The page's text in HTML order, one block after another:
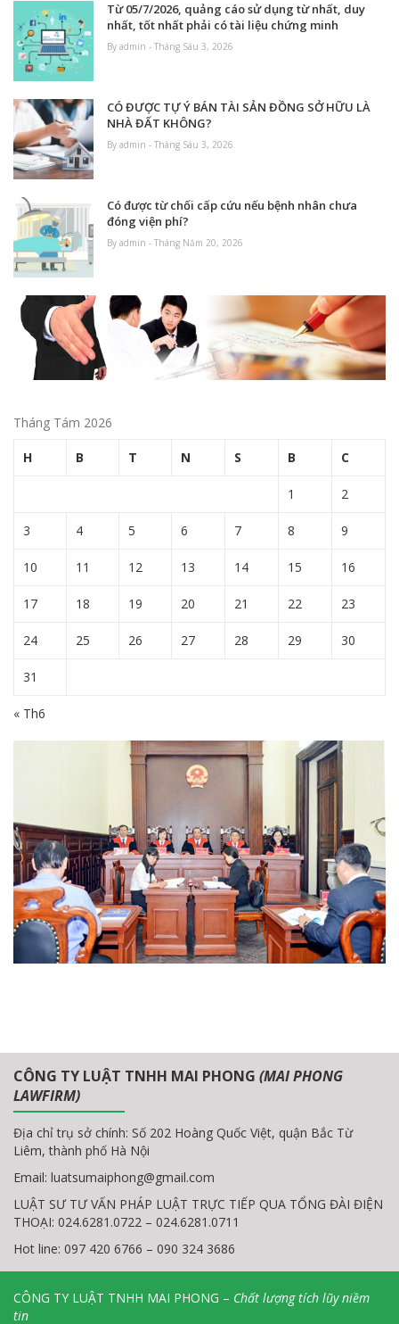
Từ 05/7/2026, quảng cáo sử dụng từ nhất, duy
nhất, tốt nhất phải có tài liệu chứng minh
By admin - Tháng Sáu 3, 2026
CÓ ĐƯỢC TỰ Ý BÁN TÀI SẢN ĐỒNG SỞ HỮU LÀ
NHÀ ĐẤT KHÔNG?
By admin - Tháng Sáu 3, 2026
Có được từ chối cấp cứu nếu bệnh nhân chưa
đóng viện phí?
By admin - Tháng Năm 20, 2026
Tháng Tám 2026
H B T N S B C
1 2
3 4 5 6 7 8 9
10 11 12 13 14 15 16
17 18 19 20 21 22 23
24 25 26 27 28 29 30
31
« Th6
CÔNG TY LUẬT TNHH MAI PHONG (MAI PHONG
LAWFIRM)
Địa chỉ trụ sở chính: Số 202 Hoàng Quốc Việt, quận Bắc Từ
Liêm, thành phố Hà Nội
Email: luatsumaiphong@gmail.com
LUẬT SƯ TƯ VẤN PHÁP LUẬT TRỰC TIẾP QUA TỔNG ĐÀI ĐIỆN
THOẠI: 024.6281.0722 – 024.6281.0711
Hot line: 097 420 6766 – 090 324 3686
CÔNG TY LUẬT TNHH MAI PHONG – Chất lượng tích lũy niềm
tin